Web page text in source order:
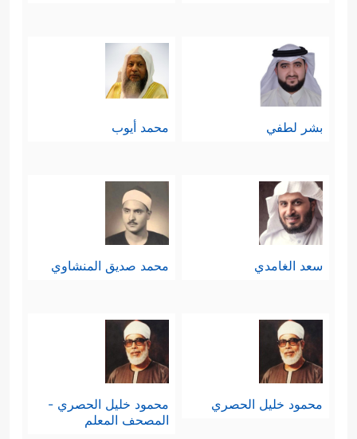
بشر لطفي محمد أيوب
سعد الغامدي محمد صديق المنشاوي
محمود خليل الحصري
محمود خليل الحصري -
المصحف المعلم